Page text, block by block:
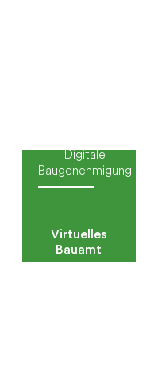
Digitale
Baugenehmigung
Virtuelles
Bauamt